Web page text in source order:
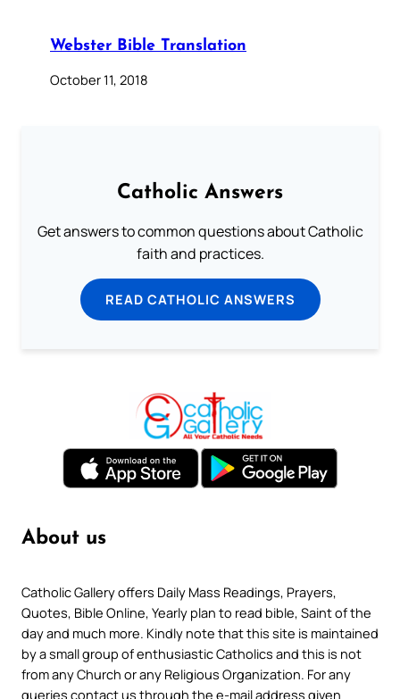
Webster Bible Translation
October 11, 2018
Catholic Answers
Get answers to common questions about Catholic
faith and practices.
READ CATHOLIC ANSWERS
About us
Catholic Gallery offers Daily Mass Readings, Prayers,
Quotes, Bible Online, Yearly plan to read bible, Saint of the
day and much more. Kindly note that this site is maintained
by a small group of enthusiastic Catholics and this is not
from any Church or any Religious Organization. For any
queries contact us through the e-mail address given